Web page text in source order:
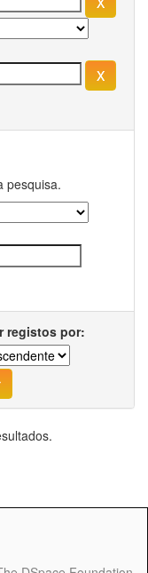
pesquisa.
registos por: